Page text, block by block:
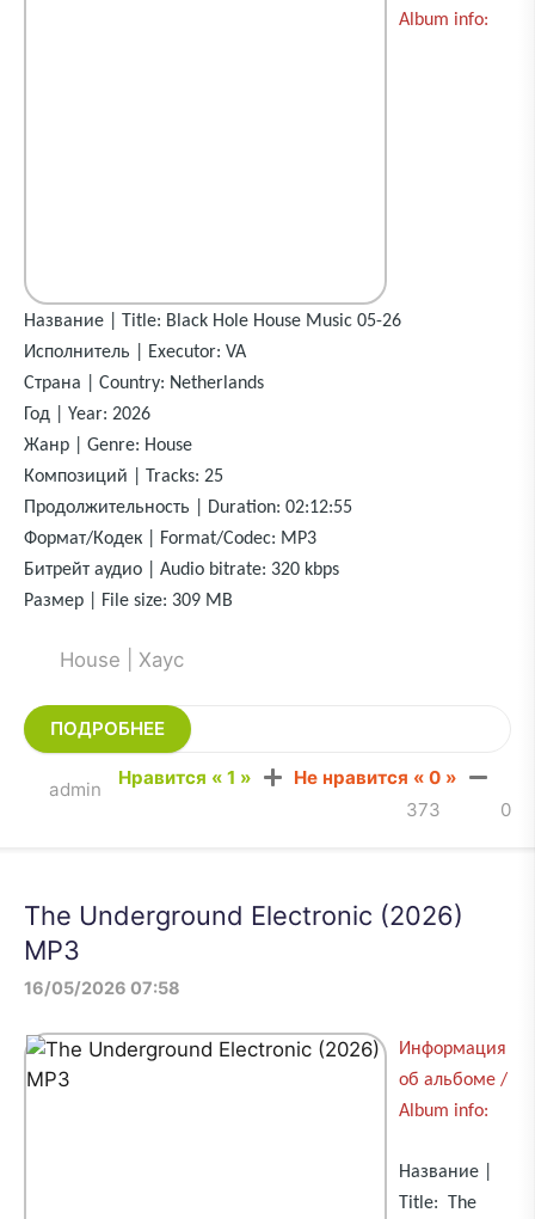
Album info:
Название | Title: Black Hole House Music 05-26
Исполнитель | Executor: VA
Страна | Country: Netherlands
Год | Year: 2026
Жанр | Genre: House
Композиций | Tracks: 25
Продолжительность | Duration: 02:12:55
Формат/Кодек | Format/Codec: MP3
Битрейт аудио | Audio bitrate: 320 kbps
Размер | File size: 309 MB
House | Хаус
ПОДРОБНЕЕ
Нравится « 1 » Не нравится « 0 »
admin
0
373
The Underground Electronic (2026)
MP3
16/05/2026 07:58
Информация
об альбоме /
Album info:
Название |
Title: The